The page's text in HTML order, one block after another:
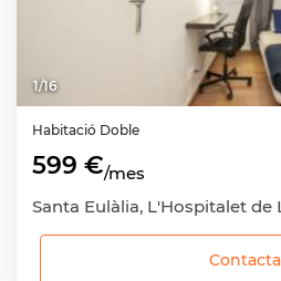
1/16
Habitació Doble
599 €/mes
Santa Eulàlia, L'Hospitalet de